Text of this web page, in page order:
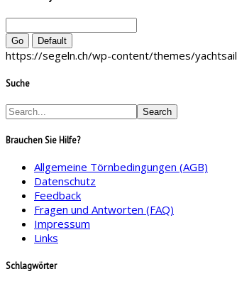
Go Default
https://segeln.ch/wp-content/themes/
Suche
Search
Brauchen Sie Hilfe?
Allgemeine Törnbedingungen (AGB)
Datenschutz
Feedback
Fragen und Antworten (FAQ)
Impressum
Links
Schlagwörter